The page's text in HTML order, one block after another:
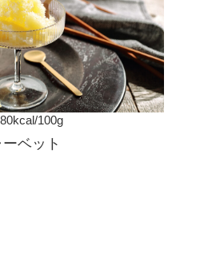
80kcal/100g
ベット